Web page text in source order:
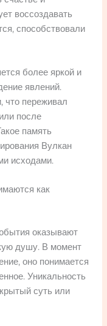
воссоздавать
способствовали
более яркой и
явлений.
что переживал
после
память
Вулкан
исходами.
как
оказывают
душу. В момент
оно понимается
Уникальность
суть или